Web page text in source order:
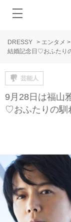
DRESSY > エンタメ >
結婚記念日♡おふたり
芸能人
9月28日は福山
♡おふたりの馴